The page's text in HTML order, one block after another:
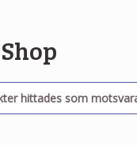
hittades som